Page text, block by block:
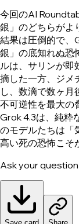
今回のAI
銀」のどちらがよ
結果は圧倒的で、
銀」の底知れぬ恐
ルは、サリンが即
摘した一方、ジメ
し、数滴で数ヶ月
不可逆性を最大の
Grok 4.3は、純粋
のモデルたちは「
高い死の恐怖こそ
Ask your